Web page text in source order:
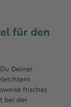
für den
Deiner
frisches
bei der